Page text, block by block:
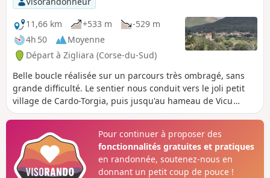
11,66 km
+533 m
-529 m
4h 50
Moyenne
Départ à Zigliara (Corse-du-Sud)
Belle boucle réalisée sur un parcours très ombragé, sans
grande difficulté. Le sentier nous conduit vers le joli petit
village de Cardo-Torgia, puis jusqu'au hameau de Vicu
(Santa Maria Siché), où l'on peut flâner parmi de belles
reprendre le chemin dans un sous-bois de chênes jusqu'au
Col d'Urbichini avant de descendre sur Zigliara.
Pour continuer à proposer des
fonctionnalités gratuites et pratiques
en randonnée, soutenez-nous en
donnant un petit coup de pouce !